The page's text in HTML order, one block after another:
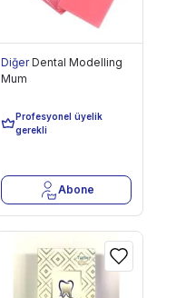
Diğer Dental Modelling
Mum
Profesyonel üyelik
gerekli
Son 71 Adet
Abone